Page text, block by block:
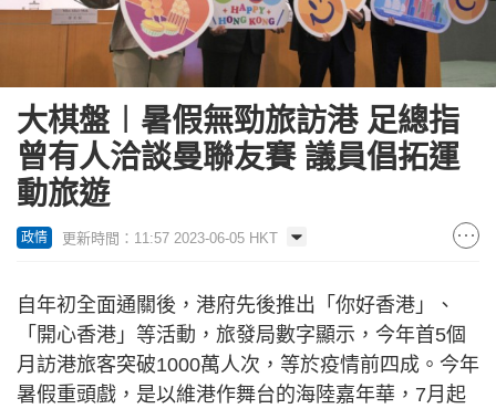
大棋盤︱暑假無勁旅訪港 足總指
曾有人洽談曼聯友賽 議員倡拓運
動旅遊
政情 更新時間：11:57 2023-06-05 HKT
自年初全面通關後，港府先後推出「你好香港」、
「開心香港」等活動，旅發局數字顯示，今年首5個
月訪港旅客突破1000萬人次，等於疫情前四成。今年
暑假重頭戲，是以維港作舞台的海陸嘉年華，7月起